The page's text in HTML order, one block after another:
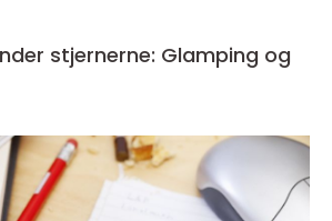
stjernerne: Glamping og